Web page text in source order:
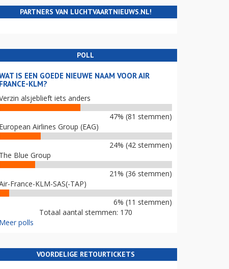
PARTNERS VAN LUCHTVAARTNIEUWS.NL!
POLL
IS EEN GOEDE NIEUWE NAAM VOOR AIR
FRANCE-KLM?
alsjeblieft iets anders
47% (81 stemmen)
European Airlines Group (EAG)
24% (42 stemmen)
The Blue Group
21% (36 stemmen)
France-KLM-SAS(-TAP)
6% (11 stemmen)
Totaal aantal stemmen: 170
Meer polls
VOORDELIGE RETOURTICKETS